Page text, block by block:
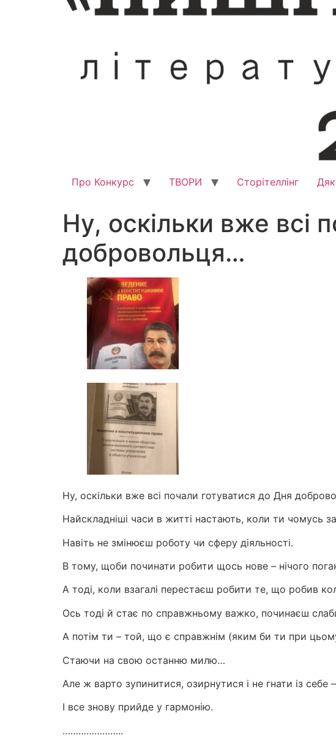
Про Конкурс ТВОРИ Сторітеллінг
Ну, оскільки вже всі
добровольця…
Ну, оскільки вже всі почали готуватися до Дня
Найскладніші часи в житті настають, коли ти чомусь
Навіть не змінюєш роботу чи сферу діяльності.
В тому, щоби починати робити щось нове – нічого
А тоді, коли взагалі перестаєш робити те, що робив
Ось тоді й стає по справжньому важко, починаєш
А потім ти – той, що є справжнім (яким би ти при
Стаючи на свою останню милю…
Але ж варто зупинитися, озирнутися і не гнати із себе
І все знову прийде у гармонію.
…………………..